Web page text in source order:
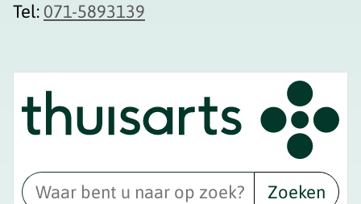
Tel: 071-5893139
Zoeken